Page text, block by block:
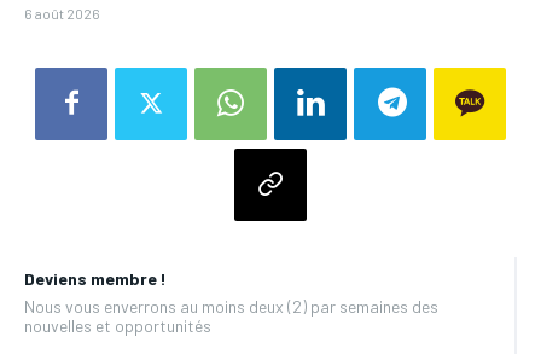
Deviens membre !
Nous vous enverrons au moins deux (2) par semaines des
nouvelles et opportunités
6 août 2026